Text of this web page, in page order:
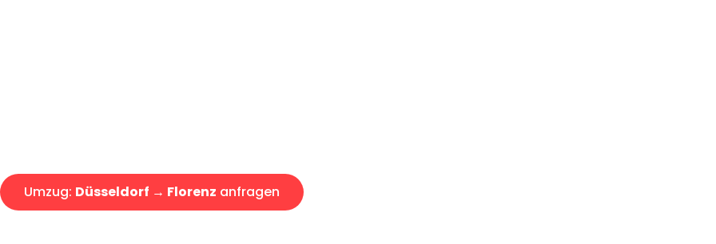
Umzug: Düsseldorf → Florenz anfragen